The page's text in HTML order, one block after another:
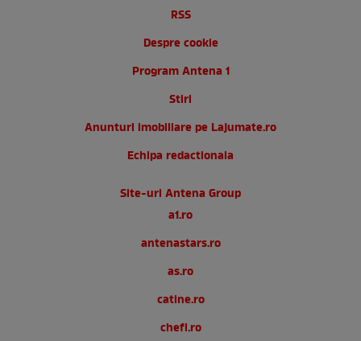
RSS
Despre cookie
Program Antena 1
Stiri
Anunturi imobiliare pe Lajumate.ro
Echipa redactionala
Site-uri Antena Group
a1.ro
antenastars.ro
as.ro
catine.ro
chefi.ro